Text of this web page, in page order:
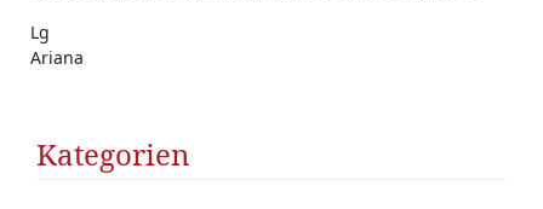
Lg
Ariana
Kategorien